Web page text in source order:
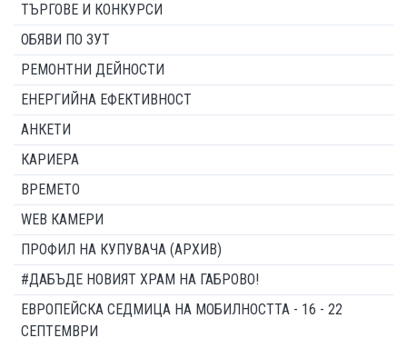
ТЪРГОВЕ И КОНКУРСИ
ОБЯВИ ПО ЗУТ
РЕМОНТНИ ДЕЙНОСТИ
ЕНЕРГИЙНА ЕФЕКТИВНОСТ
АНКЕТИ
КАРИЕРА
ВРЕМЕТО
WEB КАМЕРИ
ПРОФИЛ НА КУПУВАЧА (АРХИВ)
#ДАБЪДЕ НОВИЯТ ХРАМ НА ГАБРОВО!
ЕВРОПЕЙСКА СЕДМИЦА НА МОБИЛНОСТТА - 16 - 22
СЕПТЕМВРИ